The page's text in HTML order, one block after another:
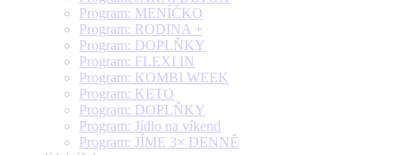
Program: MENÍČKO
Program: RODINA +
Program: DOPLŇKY
Program: FLEXI IN
Program: KOMBI WEEK
Program: KETO
Program: DOPLŇKY
Program: Jídlo na víkend
Program: JÍME 3× DENNĚ